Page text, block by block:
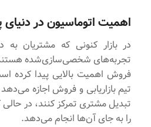
اهمیت اتوماسیون در دنیای
در بازار کنونی که مشتریان
تجربه‌های شخصی‌سازی‌شده
فروش اهمیت بالایی پیدا کرده
تیم بازاریابی و فروش اجازه
تبدیل مشتری تمرکز کنند، در
را به جای آن‌ها انجام می‌دهد.